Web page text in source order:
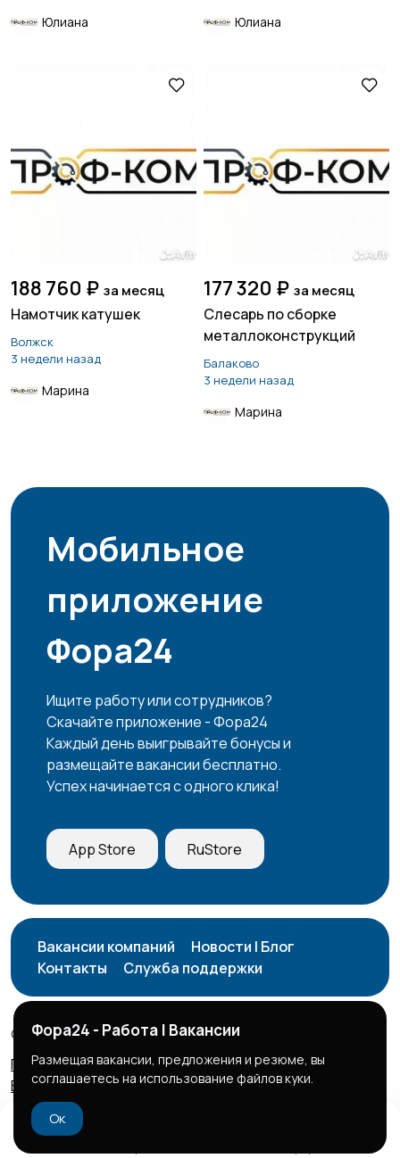
Юлиана Юлиана
188 760 ₽ за месяц
Намотчик катушек
Волжск
3 недели назад
Марина
177 320 ₽ за месяц
Слесарь по сборке
металлоконструкций
Балаково
3 недели назад
Марина
Мобильное
приложение
Фора24
Ищите работу или сотрудников?
Скачайте приложение - Фора24
Каждый день выигрывайте бонусы и
размещайте вакансии бесплатно.
Успех начинается с одного клика!
App Store RuStore
Вакансии компаний
Новости | Блог
Контакты
Служба поддержки
© 2026 Фора24 | Вакансии
Правила сервиса
Политика конфиденциальности
Бизнес тарифы
Безопасные сделки
Фора24 - Работа | Вакансии
Размещая вакансии, предложения и резюме, вы
соглашаетесь на использование файлов куки.
Ок